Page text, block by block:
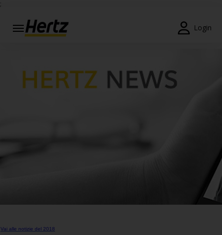
;
Login
Menu
Agenzie
Noleggio
Vai alle notizie del 2018